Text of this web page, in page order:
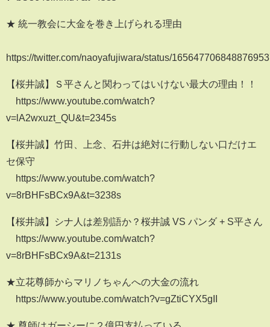
★ 統一教会に大金を巻き上げられる理由
https://twitter.com/naoyafujiwara/status/
【桜井誠】Ｓ平さんと関わってはいけない最大の理由！！
https://www.youtube.com/watch?
v=lA2wxuzt_QU&t=2345s
【桜井誠】竹田、上念、石井は絶対に行動しない口だけエ
セ保守
https://www.youtube.com/watch?
v=8rBHFsBCx9A&t=3238s
【桜井誠】シナ人は差別語か？桜井誠 VS パンダ + S平さん
https://www.youtube.com/watch?
v=8rBHFsBCx9A&t=2131s
★立花尊師からマリノちゃんへの大金の流れ
https://www.youtube.com/watch?v=gZtiCYX5gII
★ 尊師はガーシーに２億円支払っている